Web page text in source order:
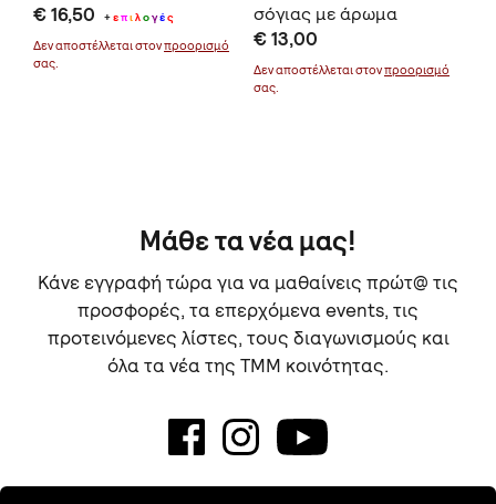
€ 16,50 +επιλογές
Δεν αποστέλλεται στονπροορισμό
σας.
σόγιας με άρωμα
σανδαλόξυλο
€ 13,00
Δεν αποστέλλεται στονπροορισμό
σας.
Μάθε τα νέα μας!
Κάνε εγγραφή τώρα για να μαθαίνεις πρώτ@ τις
προσφορές, τα επερχόμενα events, τις
προτεινόμενες λίστες, τους διαγωνισμούς και
όλα τα νέα της TMM κοινότητας.